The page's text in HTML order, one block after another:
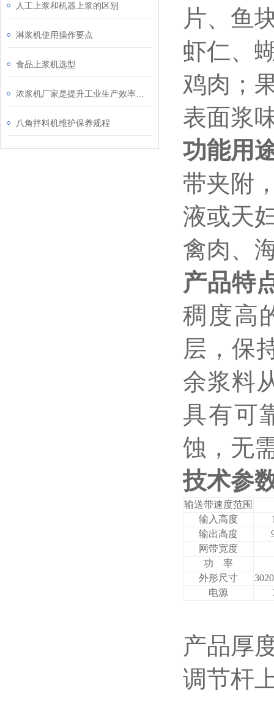
人工上浆和机器上浆的区别
淋浆机使用操作要点
食品上浆机选型
八角拌料机维护保养规程
片、鱼
虾仁、
鸡肉；
表面浆
功能用
带夹附
液或天
禽肉、
产品特
稠度高
层，保
余浆料
具有可
蚀，无
技术参
输送带速度范围
输入高度
输出高度
网带宽度
功 率
外形尺寸
电源
产品厚
调节杆